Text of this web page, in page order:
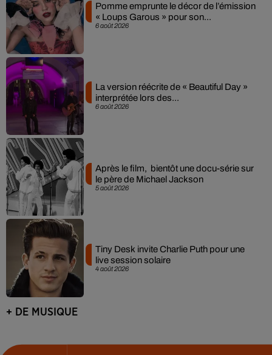
6 août 2026
Pomme emprunte le décor de l’émission
« Loups Garous » pour son...
6 août 2026
La version réécrite de « Beautiful Day »
interprétée lors des...
5 août 2026
Après le film, bientôt une docu-série sur
le père de Michael Jackson
4 août 2026
Tiny Desk invite Charlie Puth pour une
live session solaire
+ DE MUSIQUE